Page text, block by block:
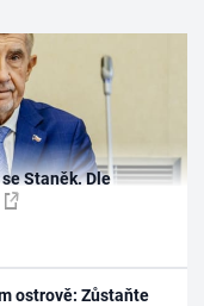
Staněk. Dle
ostrově: Zůstaňte